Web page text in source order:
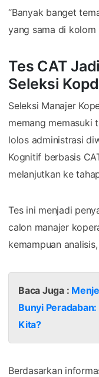
“Banyak banget
yang sama di kolom
Tes CAT
Seleksi
Seleksi Manajer
memang memasuki
lolos administrasi
Kognitif berbasis
melanjutkan ke
Tes ini menjadi
calon manajer
kemampuan
Baca Juga :
Bunyi
Kita?
Berdasarkan